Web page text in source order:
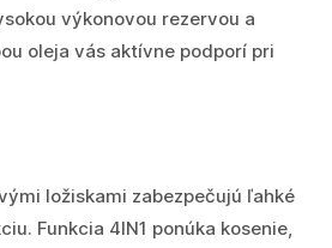
výkonovou rezervou a
oleja vás aktívne podporí pri
ložiskami zabezpečujú ľahké
Funkcia 4IN1 ponúka kosenie,